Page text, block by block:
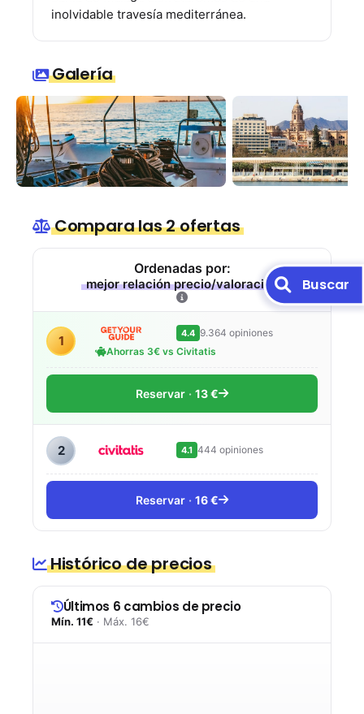
inolvidable travesía mediterránea.
Galería
Compara las 2 ofertas
Ordenadas por:
mejor relación precio/valoración
1 4.4 9.364 opiniones
Ahorras 3€ vs Civitatis
Reservar 13 €
2 4.1 444 opiniones
Reservar 16 €
Histórico de precios
Últimos 6 cambios de precio
Mín. 11€ · Máx. 16€
Buscar